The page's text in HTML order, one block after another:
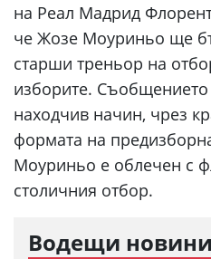
на Реал Мадрид
че Жозе Моуриньо ще
старши треньор на
изборите.
находчив начин, чрез
формата на
Моуриньо е облечен с
столичния отбор.
Водещи новини